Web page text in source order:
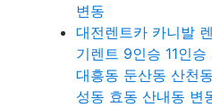
변동
대전렌트카 카니발
기렌트 9인승 11인
대흥동 둔산동 산천
성동 효동 산내동 변